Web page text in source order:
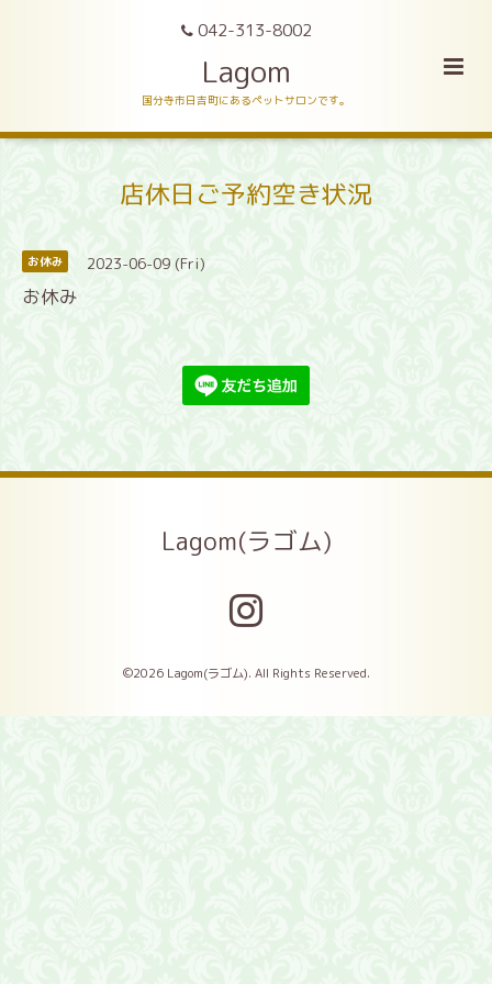
042-313-8002
Lagom
国分寺市日吉町にあるペットサロンです。
店休日ご予約空き状況
お休み 2023-06-09 (Fri)
お休み
Lagom(ラゴム)
©2026 Lagom(ラゴム). All Rights Reserved.